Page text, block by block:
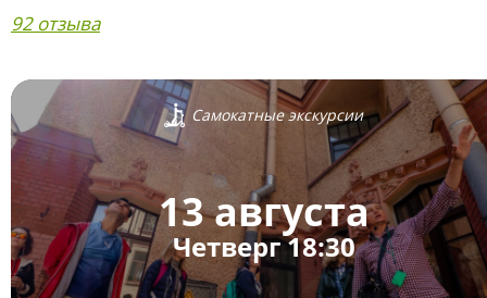
92 отзыва
Самокатные экскурсии
13 августа
Четверг 18:30